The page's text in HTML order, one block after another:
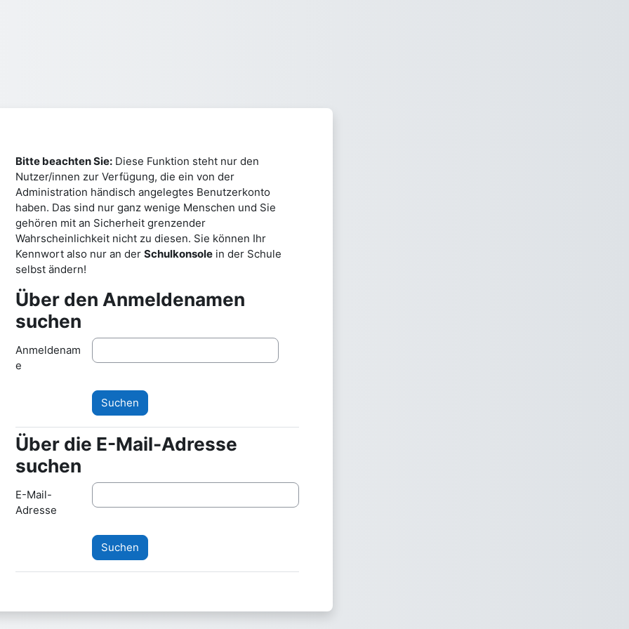
Bitte beachten Sie: Diese Funktion steht nur den
Nutzer/innen zur Verfügung, die ein von der
Administration händisch angelegtes Benutzerkonto
haben. Das sind nur ganz wenige Menschen und Sie
gehören mit an Sicherheit grenzender
Wahrscheinlichkeit nicht zu diesen. Sie können Ihr
Kennwort also nur an der Schulkonsole in der Schule
selbst ändern!
Über den Anmeldenamen suchen
Über den Anmeldenamen
suchen
Anmeldenam
e
Über die E-Mail-Adresse suchen
Über die E-Mail-Adresse
suchen
E-Mail-
Adresse